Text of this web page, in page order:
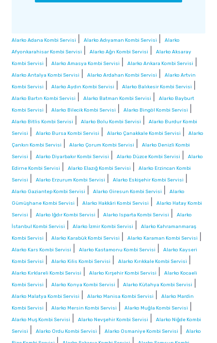
Alarko Adana Kombi Servisi Alarko Adıyaman Kombi Servisi
Alarko
Afyonkarahisar Kombi Servisi
Alarko Ağrı Kombi Servisi
Alarko Aksaray
Kombi Servisi
Alarko Amasya Kombi Servisi Alarko Ankara Kombi Servisi
Alarko Antalya Kombi Servisi Alarko Ardahan Kombi Servisi
Alarko Artvin
Kombi Servisi
Alarko Aydın Kombi Servisi Alarko Balıkesir Kombi Servisi
Alarko Bartın Kombi Servisi Alarko Batman Kombi Servisi
Alarko Bayburt
Kombi Servisi
Alarko Bilecik Kombi Servisi Alarko Bingöl Kombi Servisi
Alarko Bitlis Kombi Servisi Alarko Bolu Kombi Servisi
Alarko Burdur Kombi
Servisi
Alarko Bursa Kombi Servisi Alarko Çanakkale Kombi Servisi
Alarko
Çankırı Kombi Servisi
Alarko Çorum Kombi Servisi
Alarko Denizli Kombi
Servisi
Alarko Diyarbakır Kombi Servisi Alarko Düzce Kombi Servisi
Alarko
Edirne Kombi Servisi
Alarko Elazığ Kombi Servisi
Alarko Erzincan Kombi
Servisi
Alarko Erzurum Kombi Servisi Alarko Eskişehir Kombi Servisi
Alarko Gaziantep Kombi Servisi Alarko Giresun Kombi Servisi
Alarko
Gümüşhane Kombi Servisi
Alarko Hakkâri Kombi Servisi
Alarko Hatay Kombi
Servisi
Alarko Iğdır Kombi Servisi Alarko Isparta Kombi Servisi
Alarko
İstanbul Kombi Servisi
Alarko İzmir Kombi Servisi
Alarko Kahramanmaraş
Kombi Servisi
Alarko Karabük Kombi Servisi Alarko Karaman Kombi Servisi
Alarko Kars Kombi Servisi Alarko Kastamonu Kombi Servisi
Alarko Kayseri
Kombi Servisi
Alarko Kilis Kombi Servisi Alarko Kırıkkale Kombi Servisi
Alarko Kırklareli Kombi Servisi Alarko Kırşehir Kombi Servisi
Alarko Kocaeli
Kombi Servisi
Alarko Konya Kombi Servisi Alarko Kütahya Kombi Servisi
Alarko Malatya Kombi Servisi Alarko Manisa Kombi Servisi
Alarko Mardin
Kombi Servisi
Alarko Mersin Kombi Servisi Alarko Muğla Kombi Servisi
Alarko Muş Kombi Servisi Alarko Nevşehir Kombi Servisi
Alarko Niğde Kombi
Servisi
Alarko Ordu Kombi Servisi Alarko Osmaniye Kombi Servisi
Alarko